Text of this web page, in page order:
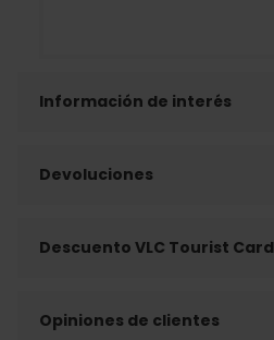
Información de interés
Devoluciones
Descuento VLC Tourist Card
Opiniones de clientes